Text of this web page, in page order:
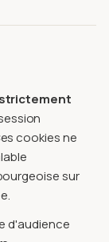
cookies ne
sur
d'audience